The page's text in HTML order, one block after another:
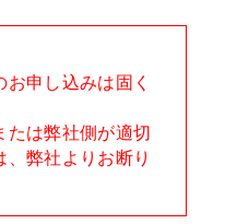
お申し込みは固く
たは弊社側が適切
弊社よりお断り